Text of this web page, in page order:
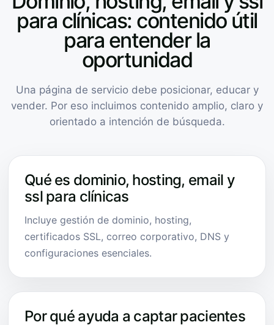
para clínicas: contenido útil
para entender la
oportunidad
Una página de servicio debe posicionar, educar y
vender. Por eso incluimos contenido amplio, claro y
orientado a intención de búsqueda.
Qué es dominio, hosting, email y
ssl para clínicas
Incluye gestión de dominio, hosting,
certificados SSL, correo corporativo, DNS y
configuraciones esenciales.
Por qué ayuda a captar pacientes